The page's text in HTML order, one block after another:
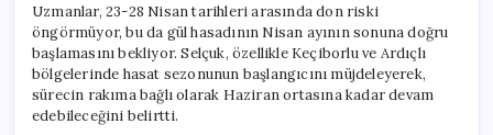
Uzmanlar, 23-28 Nisan tarihleri arasında don riski
öngörmüyor, bu da gül hasadının Nisan ayının sonuna doğru
başlamasını bekliyor. Selçuk, özellikle Keçiborlu ve Ardıçlı
bölgelerinde hasat sezonunun başlangıcını müjdeleyerek,
sürecin rakıma bağlı olarak Haziran ortasına kadar devam
edebileceğini belirtti.